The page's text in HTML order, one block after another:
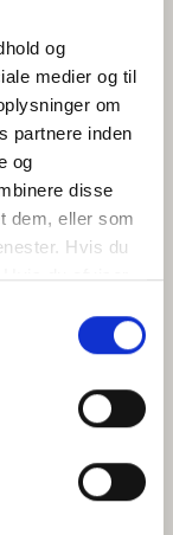
og
medier og til
om
partnere inden
og
disse
dem, eller som
Hvis du
du afviser